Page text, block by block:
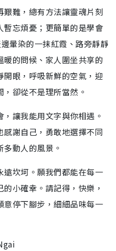
難，總有方法讓靈魂片刻
忘煩憂；更簡單的是學會
暈染的一抹紅霞、路旁靜靜
的問候、家人圍坐共享的
眼，呼吸新鮮的空氣，迎
卻從不是理所當然。
讓我能用文字與你相遇。
謝自己，勇敢地選擇不同
動人的風景。
坎坷。願我們都能在每一
小確幸。請記得，快樂，
停下腳步，細細品味每一